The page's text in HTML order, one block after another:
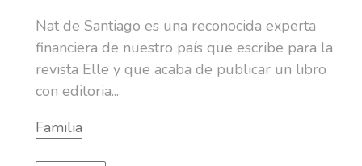
Nat de Santiago es una reconocida experta
financiera de nuestro país que escribe para la
revista Elle y que acaba de publicar un libro
con editoria...
Familia